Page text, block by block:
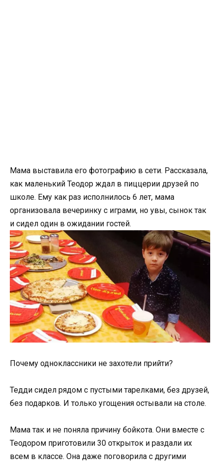
Мама выставила его фотографию в сети. Рассказала,
как маленький Теодор ждал в пиццерии друзей по
школе. Ему как раз исполнилось 6 лет, мама
организовала вечеринку с играми, но увы, сынок так
и сидел один в ожидании гостей.
Почему одноклассники не захотели прийти?
Тедди сидел рядом с пустыми тарелками, без друзей,
без подарков. И только угощения остывали на столе.
Мама так и не поняла причину бойкота. Они вместе с
Теодором приготовили 30 открыток и раздали их
всем в классе. Она даже поговорила с другими